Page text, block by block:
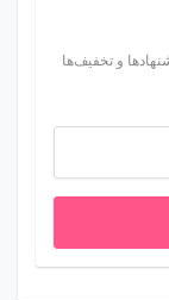
و تخفیف‌ها